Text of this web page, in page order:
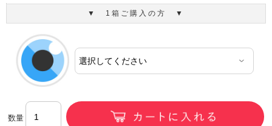
▼ 1箱ご購入の方 ▼
数量